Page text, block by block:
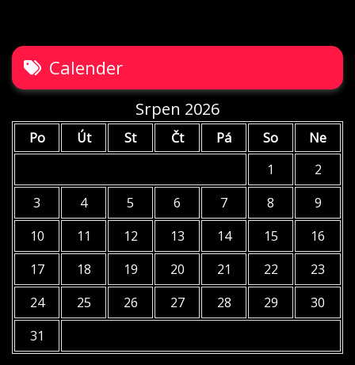
Calender
Srpen 2026
Po Út St Čt Pá So
Ne
1
2
3
4 5 6 7 8
9
10
11 12 13 14 15
16
17
18 19 20 21 22
23
24
25 26 27 28 29
30
31